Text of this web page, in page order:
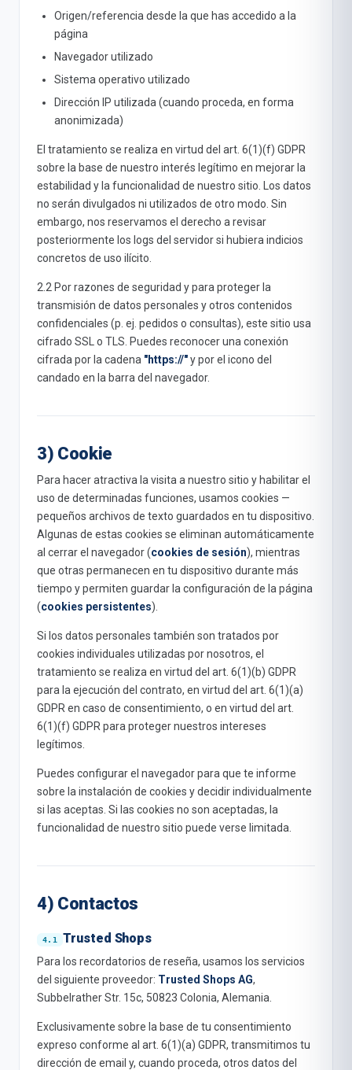
Origen/referencia desde la que has accedido a la
página
Navegador utilizado
Sistema operativo utilizado
Dirección IP utilizada (cuando proceda, en forma
anonimizada)
El tratamiento se realiza en virtud del art. 6(1)(f) GDPR
sobre la base de nuestro interés legítimo en mejorar la
estabilidad y la funcionalidad de nuestro sitio. Los datos
no serán divulgados ni utilizados de otro modo. Sin
embargo, nos reservamos el derecho a revisar
posteriormente los logs del servidor si hubiera indicios
concretos de uso ilícito.
2.2 Por razones de seguridad y para proteger la
transmisión de datos personales y otros contenidos
confidenciales (p. ej. pedidos o consultas), este sitio usa
cifrado SSL o TLS. Puedes reconocer una conexión
cifrada por la cadena "https://"y por el icono del
candado en la barra del navegador.
3) Cookie
Para hacer atractiva la visita a nuestro sitio y habilitar el
uso de determinadas funciones, usamos cookies —
pequeños archivos de texto guardados en tu dispositivo.
Algunas de estas cookies se eliminan automáticamente
al cerrar el navegador (cookies de sesión), mientras
que otras permanecen en tu dispositivo durante más
tiempo y permiten guardar la configuración de la página
(cookies persistentes).
Si los datos personales también son tratados por
cookies individuales utilizadas por nosotros, el
tratamiento se realiza en virtud del art. 6(1)(b) GDPR
para la ejecución del contrato, en virtud del art. 6(1)(a)
GDPR en caso de consentimiento, o en virtud del art.
6(1)(f) GDPR para proteger nuestros intereses
legítimos.
Puedes configurar el navegador para que te informe
sobre la instalación de cookies y decidir individualmente
si las aceptas. Si las cookies no son aceptadas, la
funcionalidad de nuestro sitio puede verse limitada.
4) Contactos
Trusted Shops
Para los recordatorios de reseña, usamos los servicios
del siguiente proveedor: Trusted Shops AG,
Subbelrather Str. 15c, 50823 Colonia, Alemania.
Exclusivamente sobre la base de tu consentimiento
expreso conforme al art. 6(1)(a) GDPR, transmitimos tu
dirección de email y, cuando proceda, otros datos del